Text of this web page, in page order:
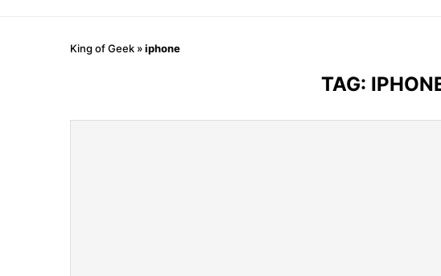
King of Geek »iphone
TAG: